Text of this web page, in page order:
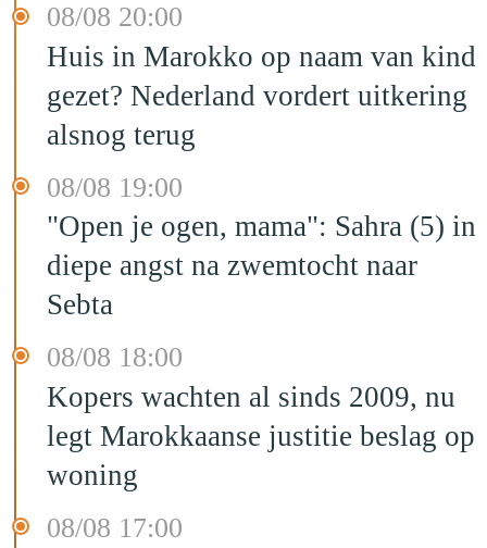
08/08 20:00
Huis in Marokko op naam van kind
gezet? Nederland vordert uitkering
alsnog terug
08/08 19:00
"Open je ogen, mama": Sahra (5) in
diepe angst na zwemtocht naar
Sebta
08/08 18:00
Kopers wachten al sinds 2009, nu
legt Marokkaanse justitie beslag op
woning
08/08 17:00